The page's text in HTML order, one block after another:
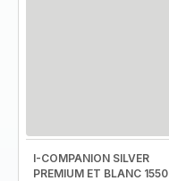
I-COMPANION SILVER
PREMIUM ET BLANC 1550